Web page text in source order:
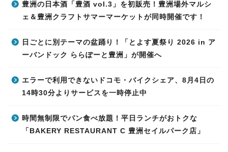
豊洲の日本酒「豊酒 vol.3」を初販売！豊洲場外マルシ
ェ＆豊洲クラフトサマーマーケットが同時開催です！
日ごとに別テーマの盆踊り！「とよす夏祭り 2026 in ア
ーバンドック ららぽーと豊洲」が開催へ
エラーで利用できないドコモ・バイクシェア、8月4日の
14時30分よりサービスを一時停止中
時間無制限でパン食べ放題！平日ランチがおトクな
「BAKERY RESTAURANT C 豊洲セイルパーク店」